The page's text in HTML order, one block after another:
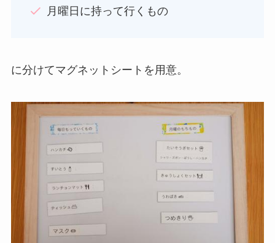
月曜日に持って行くもの
に分けてマグネットシートを用意。